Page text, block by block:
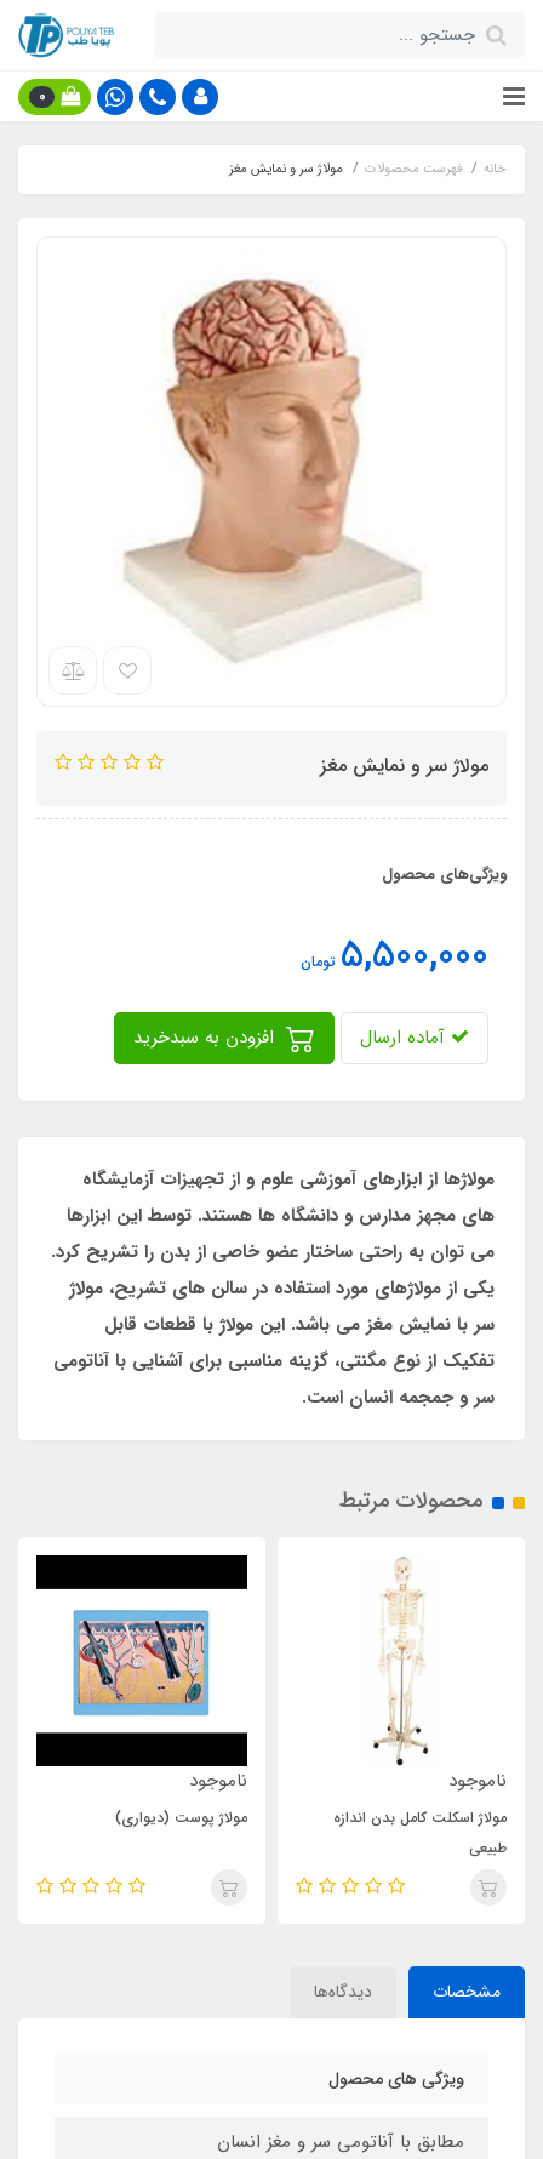
0
خانه فهرست محصولات مولاژ سر و نمایش مغز
مولاژ سر و نمایش مغز
ویژگی‌های محصول
5,500,000 تومان
آماده ارسال
مولاژها از ابزارهای آموزشی علوم و از تجهیزات آزمایشگاه
های مجهز مدارس و دانشگاه ها هستند. توسط این ابزارها
می توان به راحتی ساختار عضو خاصی از بدن را تشریح کرد.
یکی از مولاژهای مورد استفاده در سالن های تشریح، مولاژ
سر با نمایش مغز می باشد. این مولاژ با قطعات قابل
تفکیک از نوع مگنتی، گزینه مناسبی برای آشنایی با آناتومی
سر و جمجمه انسان است.
محصولات مرتبط
ناموجود
مولاژ اسکلت کامل بدن اندازه
طبیعی
ناموجود
مولاژ پوست (دیواری)
مشخصات دیدگاه‌ها
ویژگی های محصول
مطابق با آناتومی سر و مغز انسان